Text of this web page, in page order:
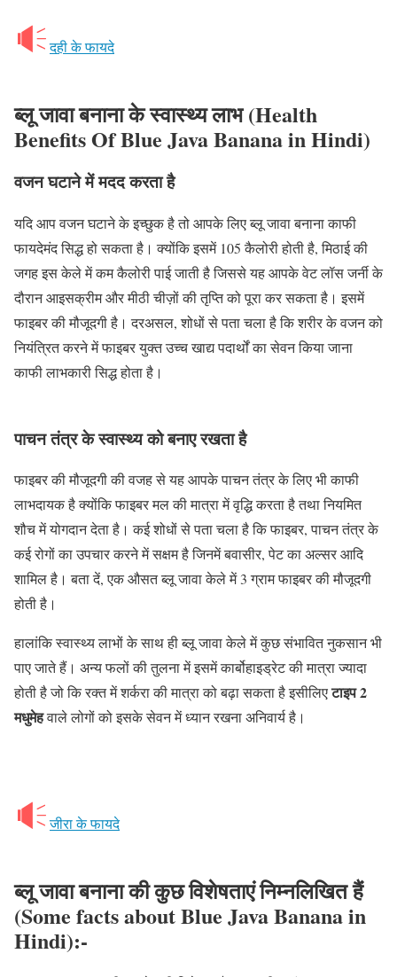
दही के फायदे
ब्लू जावा बनाना के स्वास्थ्य लाभ (Health
Benefits Of Blue Java Banana in Hindi)
वजन घटाने में मदद करता है
यदि आप वजन घटाने के इच्छुक है तो आपके लिए ब्लू जावा बनाना काफी
फायदेमंद सिद्ध हो सकता है। क्योंकि इसमें 105 कैलोरी होती है, मिठाई की
जगह इस केले में कम कैलोरी पाई जाती है जिससे यह आपके वेट लॉस जर्नी के
दौरान आइसक्रीम और मीठी चीज़ों की तृप्ति को पूरा कर सकता है। इसमें
फाइबर की मौजूदगी है। दरअसल, शोधों से पता चला है कि शरीर के वजन को
नियंत्रित करने में फाइबर युक्त उच्च खाद्य पदार्थों का सेवन किया जाना
काफी लाभकारी सिद्ध होता है।
पाचन तंत्र के स्वास्थ्य को बनाए रखता है
फाइबर की मौजूदगी की वजह से यह आपके पाचन तंत्र के लिए भी काफी
लाभदायक है क्योंकि फाइबर मल की मात्रा में वृद्धि करता है तथा नियमित
शौच में योगदान देता है। कई शोधों से पता चला है कि फाइबर, पाचन तंत्र के
कई रोगों का उपचार करने में सक्षम है जिनमें बवासीर, पेट का अल्सर आदि
शामिल है। बता दें, एक औसत ब्लू जावा केले में 3 ग्राम फाइबर की मौजूदगी
होती है।
हालांकि स्वास्थ्य लाभों के साथ ही ब्लू जावा केले में कुछ संभावित नुकसान भी
पाए जाते हैं। अन्य फलों की तुलना में इसमें कार्बोहाइड्रेट की मात्रा ज्यादा
होती है जो कि रक्त में शर्करा की मात्रा को बढ़ा सकता है इसीलिएटाइप 2
मधुमेहवाले लोगों को इसके सेवन में ध्यान रखना अनिवार्य है।
जीरा के फायदे
ब्लू जावा बनाना की कुछ विशेषताएं निम्नलिखित हैं
(Some facts about Blue Java Banana in
Hindi):-